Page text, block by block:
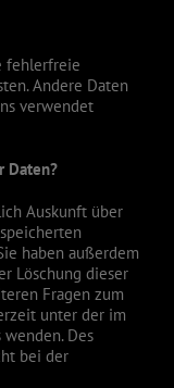
fehlerfreie
Andere Daten
verwendet
Daten?
Auskunft über
haben außerdem
Löschung dieser
Fragen zum
unter der im
wenden. Des
bei der